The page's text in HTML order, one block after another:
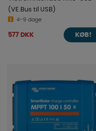
(VE.Bus til USB)
4-9 dage
577 DKK KØB!